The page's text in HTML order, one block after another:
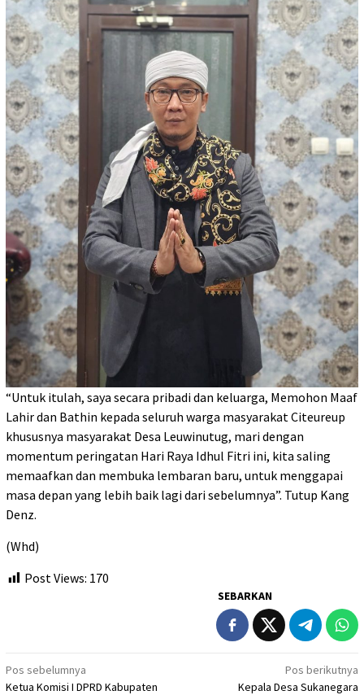
“Untuk itulah, saya secara pribadi dan keluarga, Memohon Maaf
Lahir dan Bathin kepada seluruh warga masyarakat Citeureup
khususnya masyarakat Desa Leuwinutug, mari dengan
momentum peringatan Hari Raya Idhul Fitri ini, kita saling
memaafkan dan membuka lembaran baru, untuk menggapai
masa depan yang lebih baik lagi dari sebelumnya”. Tutup Kang
Denz.
(Whd)
Post Views: 170
SEBARKAN
Navigasi
Pos sebelumnya
Ketua Komisi I DPRD Kabupaten
Pos berikutnya
Kepala Desa Sukanegara